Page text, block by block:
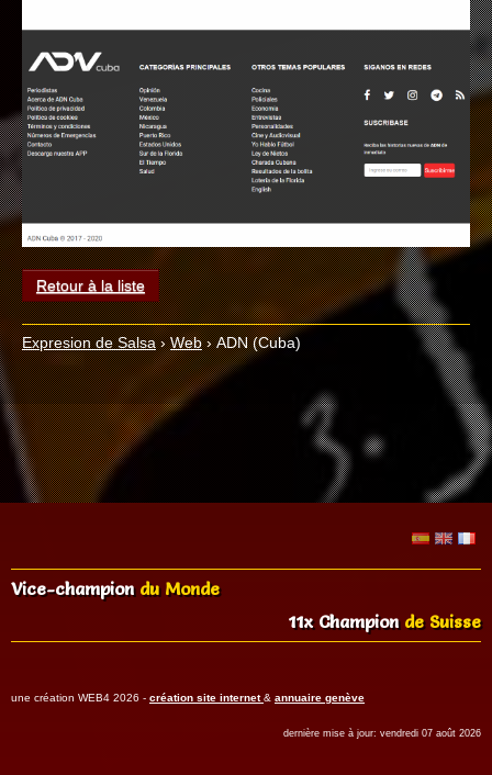
Retour à la liste
Expresion de Salsa › Web › ADN (Cuba)
Vice-champion du Monde
11x Champion de Suisse
une création WEB4 2026 - création site internet & annuaire genève
dernière mise à jour: vendredi 07 août 2026